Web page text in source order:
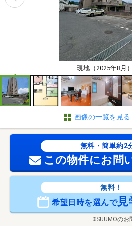
現地（2025年8月
画像の一覧を見る
無料・簡単約2
この物件にお問
無料！
希望日時を選んで見
※SUUMOのお